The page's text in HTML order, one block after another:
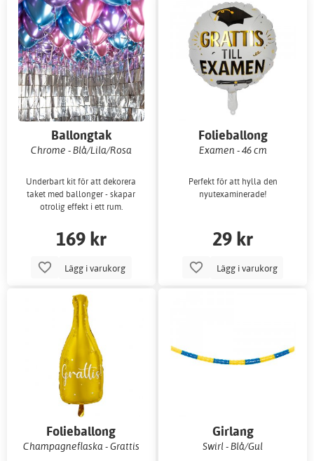
Ballongtak
Chrome - Blå/Lila/Rosa
Underbart kit för att dekorera
taket med ballonger - skapar
otrolig effekt i ett rum.
169 kr
Lägg i varukorg
Folieballong
Examen - 46 cm
Perfekt för att hylla den
nyutexaminerade!
29 kr
Lägg i varukorg
Folieballong
Champagneflaska - Grattis
Girlang
Swirl - Blå/Gul